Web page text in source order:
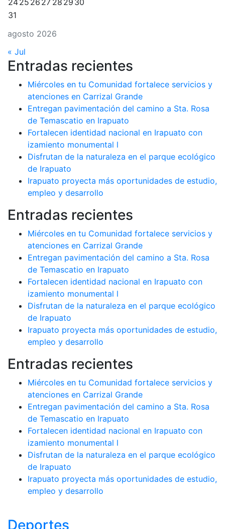
agosto 2026
2425 26 27 28 29 30
31
« Jul
Entradas recientes
Miércoles en tu Comunidad fortalece servicios y
atenciones en Carrizal Grande
Entregan pavimentación del camino a Sta. Rosa
de Temascatio en Irapuato
Fortalecen identidad nacional en Irapuato con
izamiento monumental l
Disfrutan de la naturaleza en el parque ecológico
de Irapuato
Irapuato proyecta más oportunidades de estudio,
empleo y desarrollo
Entradas recientes
Miércoles en tu Comunidad fortalece servicios y
atenciones en Carrizal Grande
Entregan pavimentación del camino a Sta. Rosa
de Temascatio en Irapuato
Fortalecen identidad nacional en Irapuato con
izamiento monumental l
Disfrutan de la naturaleza en el parque ecológico
de Irapuato
Irapuato proyecta más oportunidades de estudio,
empleo y desarrollo
Entradas recientes
Miércoles en tu Comunidad fortalece servicios y
atenciones en Carrizal Grande
Entregan pavimentación del camino a Sta. Rosa
de Temascatio en Irapuato
Fortalecen identidad nacional en Irapuato con
izamiento monumental l
Disfrutan de la naturaleza en el parque ecológico
de Irapuato
Irapuato proyecta más oportunidades de estudio,
empleo y desarrollo
Deportes